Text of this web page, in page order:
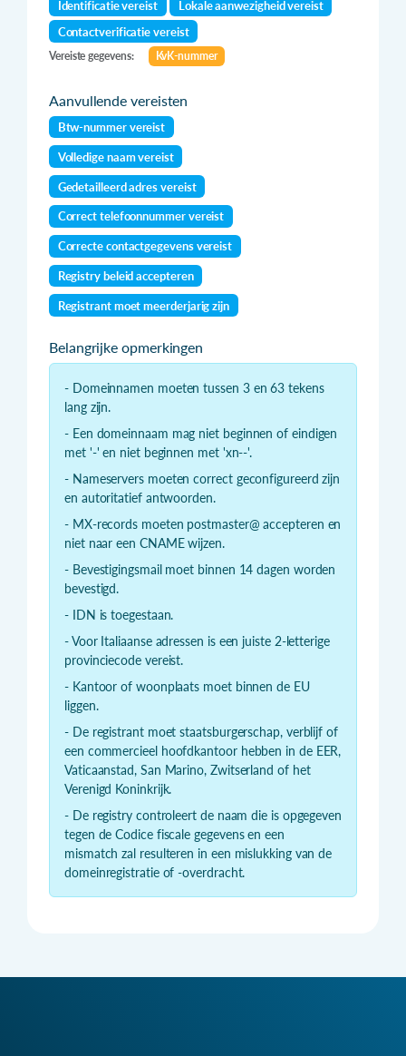
Identificatie vereist
Lokale aanwezigheid vereist
Contactverificatie vereist
Vereiste gegevens: KvK-nummer
Aanvullende vereisten
Btw-nummer vereist
Volledige naam vereist
Gedetailleerd adres vereist
Correct telefoonnummer vereist
Correcte contactgegevens vereist
Registry beleid accepteren
Registrant moet meerderjarig zijn
Belangrijke opmerkingen
- Domeinnamen moeten tussen 3 en 63 tekens
lang zijn.
- Een domeinnaam mag niet beginnen of eindigen
met '-' en niet beginnen met 'xn--'.
- Nameservers moeten correct geconfigureerd zijn
en autoritatief antwoorden.
- MX-records moeten postmaster@ accepteren en
niet naar een CNAME wijzen.
- Bevestigingsmail moet binnen 14 dagen worden
bevestigd.
- IDN is toegestaan.
- Voor Italiaanse adressen is een juiste 2-letterige
provinciecode vereist.
- Kantoor of woonplaats moet binnen de EU
liggen.
- De registrant moet staatsburgerschap, verblijf of
een commercieel hoofdkantoor hebben in de EER,
Vaticaanstad, San Marino, Zwitserland of het
Verenigd Koninkrijk.
- De registry controleert de naam die is opgegeven
tegen de Codice fiscale gegevens en een
mismatch zal resulteren in een mislukking van de
domeinregistratie of -overdracht.